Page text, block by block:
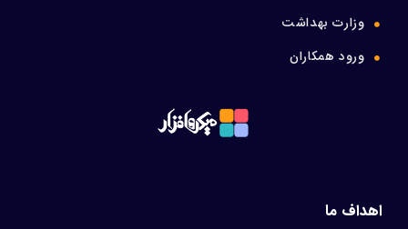
وزارت بهداشت
ورود همکاران
اهداف ما